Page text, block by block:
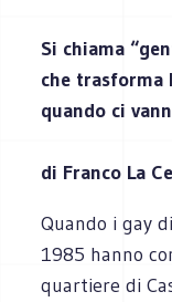
Si chiama
che trasforma
quando ci
di Franco La
Quando i gay
1985 hanno
quartiere di